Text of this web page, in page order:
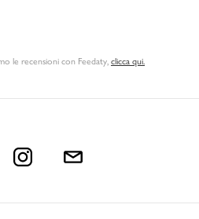
le recensioni con Feedaty, clicca qui.